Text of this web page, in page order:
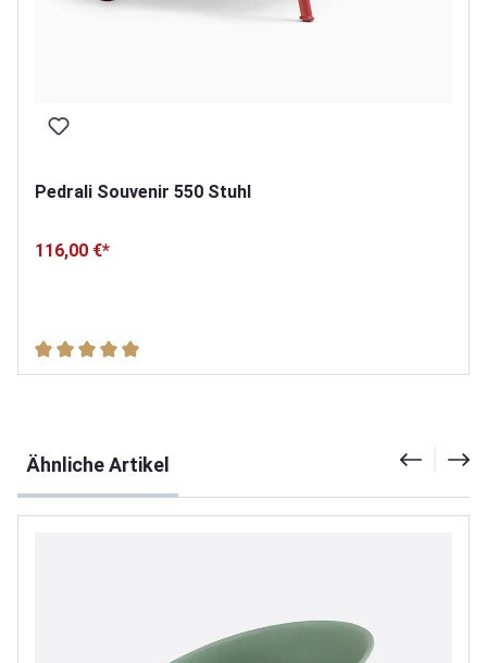
Pedrali Souvenir 550 Stuhl
116,00 €*
Durchschnittliche Bewertung von 5 von 5 Sternen
Ähnliche Artikel